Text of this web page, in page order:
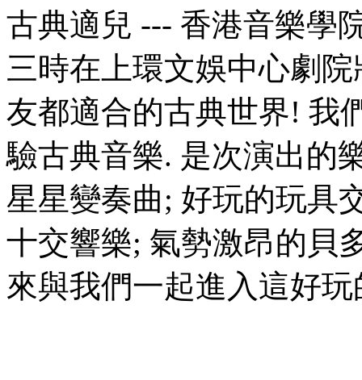
古典適兒 --- 香港音樂學
三時在上環文娛中心劇院
友都適合的古典世界! 我
驗古典音樂. 是次演出的
星星變奏曲; 好玩的玩具
十交響樂; 氣勢激昂的
來與我們一起進入這好